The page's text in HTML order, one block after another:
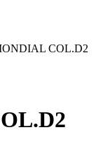
COL.D2